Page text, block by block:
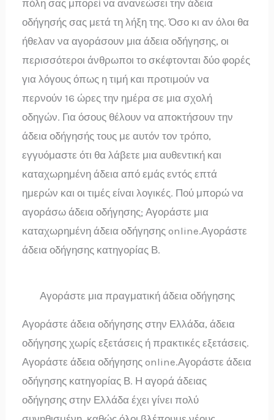
πόλη σας μπορεί να ανανεώσει την άδεια
οδήγησής σας μετά τη λήξη της. Όσο κι αν όλοι θα
ήθελαν να αγοράσουν μια άδεια οδήγησης, οι
περισσότεροι άνθρωποι το σκέφτονται δύο φορές
για λόγους όπως η τιμή και προτιμούν να
περνούν 16 ώρες την ημέρα σε μια σχολή
οδηγών. Για όσους θέλουν να αποκτήσουν την
άδεια οδήγησής τους με αυτόν τον τρόπο,
εγγυόμαστε ότι θα λάβετε μια αυθεντική και
καταχωρημένη άδεια από εμάς εντός επτά
ημερών και οι τιμές είναι λογικές. Πού μπορώ να
αγοράσω άδεια οδήγησης; Αγοράστε μια
καταχωρημένη άδεια οδήγησης online.Αγοράστε
άδεια οδήγησης κατηγορίας Β.
Αγοράστε μια πραγματική άδεια οδήγησης
Αγοράστε άδεια οδήγησης στην Ελλάδα, άδεια
οδήγησης χωρίς εξετάσεις ή πρακτικές εξετάσεις.
Αγοράστε άδεια οδήγησης online.Αγοράστε άδεια
οδήγησης κατηγορίας Β. Η αγορά άδειας
οδήγησης στην Ελλάδα έχει γίνει πολύ